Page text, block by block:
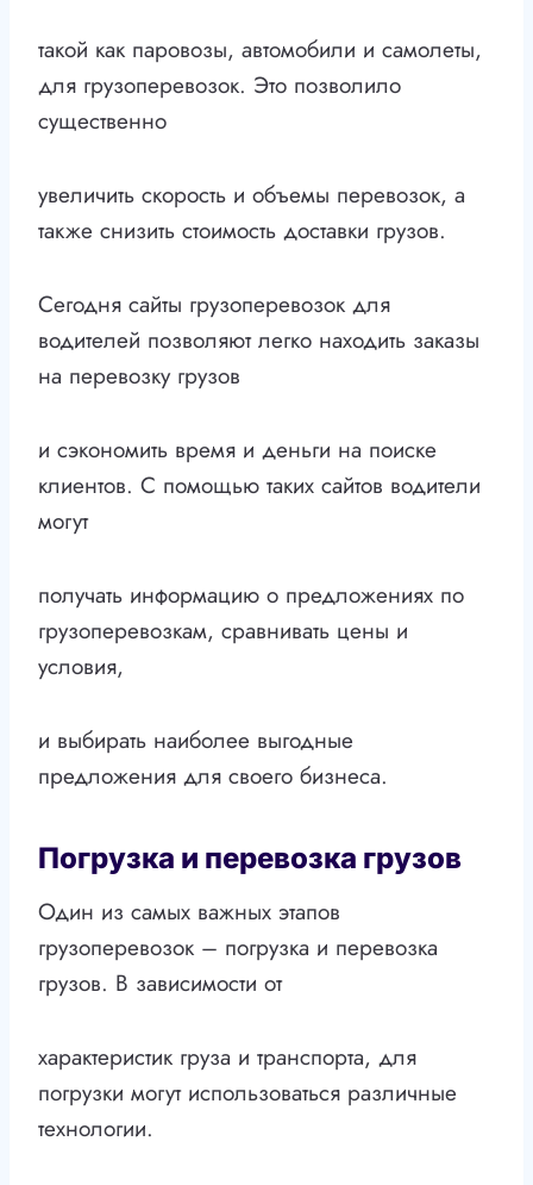
такой как паровозы, автомобили и самолеты,
для грузоперевозок. Это позволило
существенно
увеличить скорость и объемы перевозок, а
также снизить стоимость доставки грузов.
Сегодня сайты грузоперевозок для
водителей позволяют легко находить заказы
на перевозку грузов
и сэкономить время и деньги на поиске
клиентов. С помощью таких сайтов водители
могут
получать информацию о предложениях по
грузоперевозкам, сравнивать цены и
условия,
и выбирать наиболее выгодные
предложения для своего бизнеса.
Погрузка и перевозка грузов
Один из самых важных этапов
грузоперевозок – погрузка и перевозка
грузов. В зависимости от
характеристик груза и транспорта, для
погрузки могут использоваться различные
технологии.